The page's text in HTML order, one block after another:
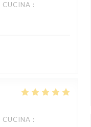
CUCINA :
CUCINA :